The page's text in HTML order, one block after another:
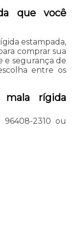
que você
estampada,
comprar sua
e segurança de
entre os
mala rígida
96408-2310 ou